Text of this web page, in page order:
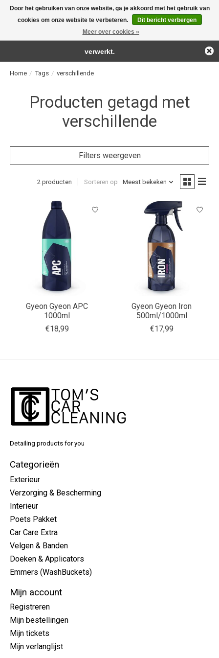
For the real detailing products!
Home / Tags / verschillende
Producten getagd met
verschillende
Filters weergeven
2 producten Sorteren op Meest bekeken
Gyeon Gyeon APC
1000ml
€18,99
Gyeon Gyeon Iron
500ml/1000ml
€17,99
Detailing products for you
Categorieën
Exterieur
Verzorging & Bescherming
Interieur
Poets Pakket
Car Care Extra
Velgen & Banden
Doeken & Applicators
Emmers (WashBuckets)
Mijn account
Registreren
Mijn bestellingen
Mijn tickets
Mijn verlanglijst
Door het gebruiken van onze website, ga je akkoord met het gebruik van
cookies om onze website te verbeteren.
Dit bericht verbergen
Meer over cookies »
← Keer terug naar de backofficeDeze winkel is in aanbouw.
Eventueel geplaatste orders zullen niet worden gehonoreerd of
verwerkt.